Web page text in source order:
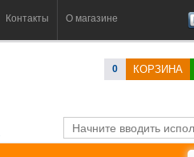
Контакты О магазине
0 КОРЗИНА